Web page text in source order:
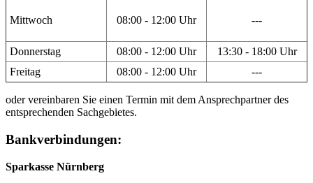
Mittwoch 08:00 - 12:00 Uhr ---
Donnerstag 08:00 - 12:00 Uhr
13:30 - 18:00 Uhr
Freitag
08:00 - 12:00 Uhr ---
oder vereinbaren Sie einen Termin mit dem Ansprechpartner des
entsprechenden Sachgebietes.
Bankverbindungen:
Sparkasse Nürnberg